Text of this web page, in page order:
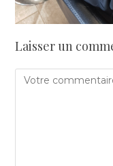
Laisser un